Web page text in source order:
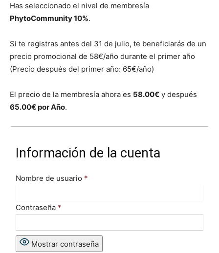
Has seleccionado el nivel de membresía
PhytoCommunity 10%.
Si te registras antes del 31 de julio, te beneficiarás de un
precio promocional de 58€/año durante el primer año
(Precio después del primer año: 65€/año)
El precio de la membresía ahora es 58.00€ y después
65.00€ por Año.
Información de la cuenta
Nombre de usuario *
Contraseña *
Mostrar contraseña